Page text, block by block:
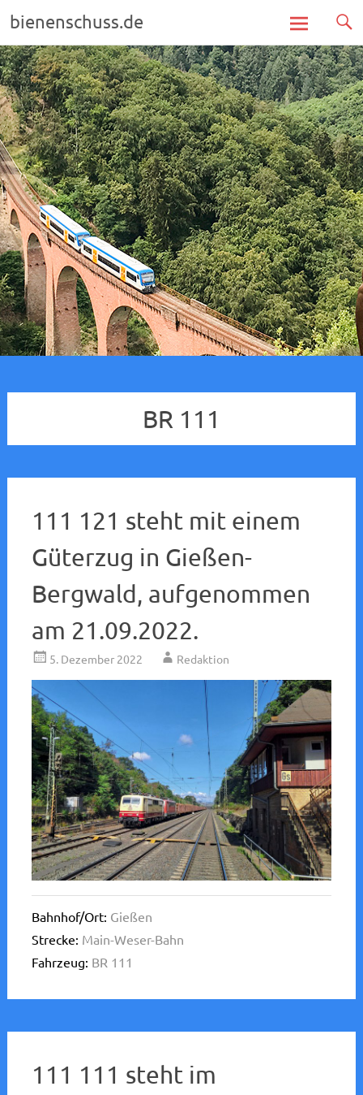
bienenschuss.de
Zum
Inhalt
springen
BR 111
111 121 steht mit einem
Güterzug in Gießen-
Bergwald, aufgenommen
am 21.09.2022.
5. Dezember 2022 Redaktion
Bahnhof/Ort: Gießen
Strecke: Main-Weser-Bahn
Fahrzeug: BR 111
111 111 steht im